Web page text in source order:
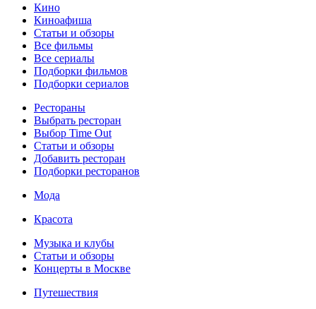
Кино
Киноафиша
Статьи и обзоры
Все фильмы
Все сериалы
Подборки фильмов
Подборки сериалов
Рестораны
Выбрать ресторан
Выбор Time Out
Статьи и обзоры
Добавить ресторан
Подборки ресторанов
Мода
Красота
Музыка и клубы
Статьи и обзоры
Концерты в Москве
Путешествия